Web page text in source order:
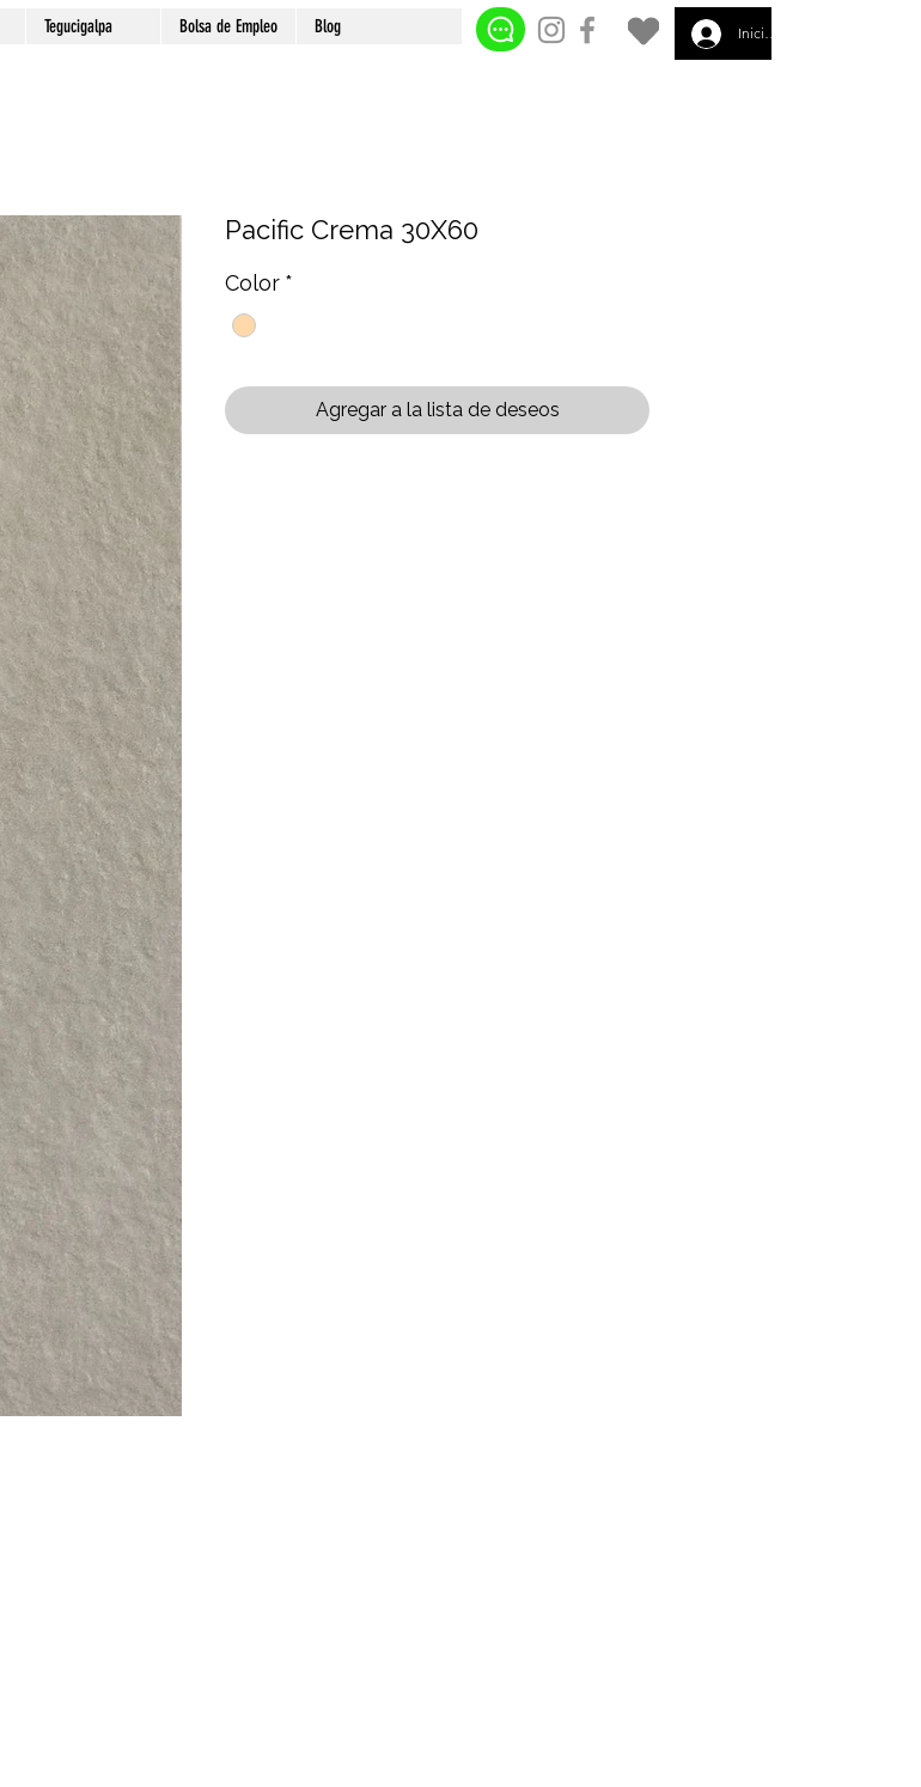
Tegucigalpa Bolsa de Empleo Blog Iniciar sesión
Pacific Crema 30X60
Color *
Agregar a la lista de deseos